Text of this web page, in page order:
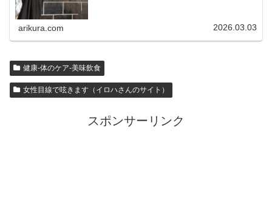
arikura.com 2026.03.03
健康-体のケア-美味飲食
女性目線で呟きます（イロハさんのサイト）
スポンサーリンク